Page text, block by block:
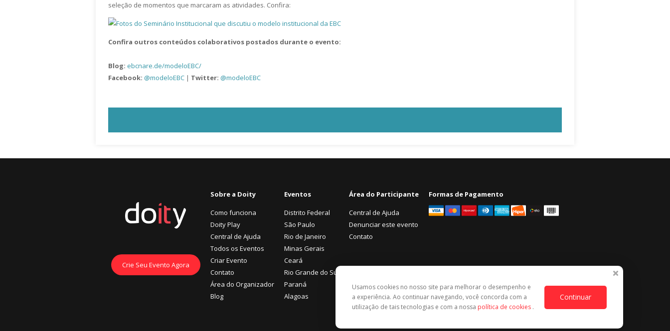
seleção de momentos que marcaram as atividades. Confira:
Confira outros conteúdos colaborativos postados durante o evento:
Blog: ebcnare.de/modeloEBC/
Facebook: @modeloEBC | Twitter: @modeloEBC
Crie Seu Evento Agora
Sobre a Doity
Como funciona
Doity Play
Central de Ajuda
Todos os Eventos
Criar Evento
Contato
Área do Organizador
Blog
Eventos
Distrito Federal
São Paulo
Rio de Janeiro
Minas Gerais
Ceará
Rio Grande do Sul
Paraná
Alagoas
Área do Participante
Central de Ajuda
Denunciar este evento
Contato
Formas de Pagamento
Usamos cookies no nosso site para melhorar o desempenho e
a experiência. Ao continuar navegando, você concorda com a
utilização de tais tecnologias e com a nossa política de cookies .
Continuar